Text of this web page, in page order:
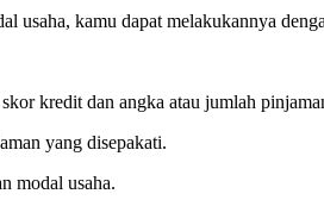
usaha, kamu dapat melakukannya
kredit dan angka atau jumlah
yang disepakati.
modal usaha.